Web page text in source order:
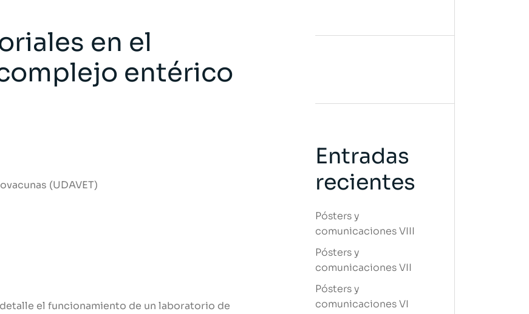
en el
entérico
(UDAVET)
el funcionamiento de un laboratorio de
Entradas
recientes
Pósters y
comunicaciones VIII
Pósters y
comunicaciones VII
Pósters y
comunicaciones VI